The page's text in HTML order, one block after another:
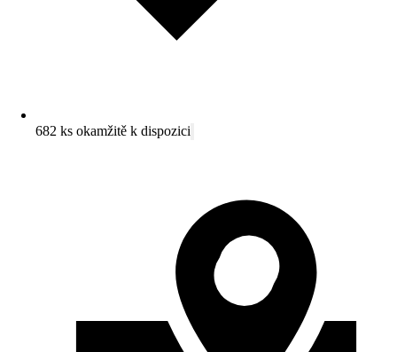
682 ks okamžitě k dispozici